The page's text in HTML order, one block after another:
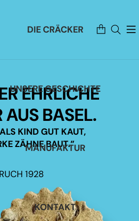
DIE CRÄCKER
UNSERE GESCHICHTE
MANUFAKTUR
KONTAKT
Artikel
im
Warenkorb
EHRLICHE
AUS BASEL.
KIND GUT KAUT,
ZÄHNE BAUT.”
1928